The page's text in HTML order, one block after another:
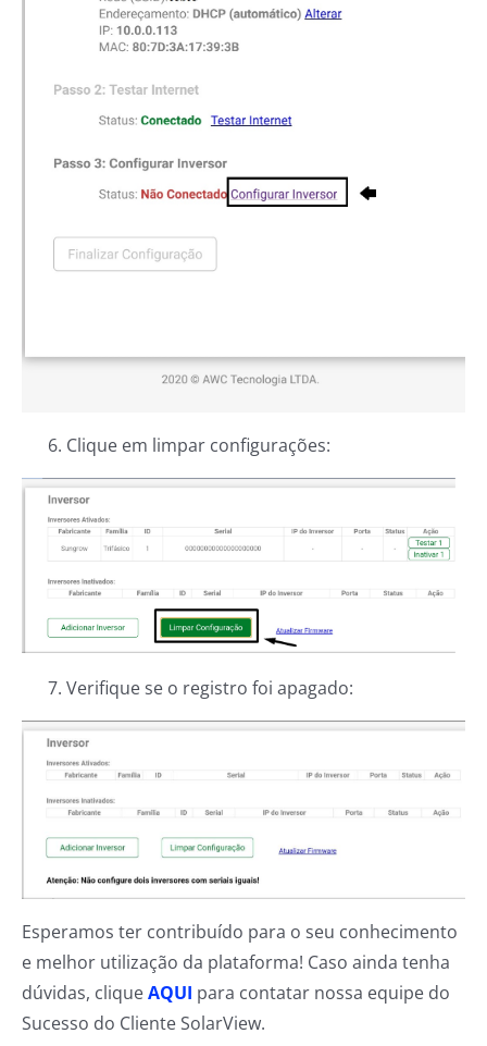
6. Clique em limpar configurações:
7. Verifique se o registro foi apagado:
Esperamos ter contribuído para o seu conhecimento
e melhor utilização da plataforma! Caso ainda tenha
dúvidas, cliqueAQUI para contatar nossa equipe do
Sucesso do Cliente SolarView.